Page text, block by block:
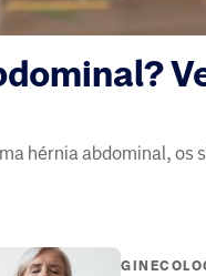
hérnia abdominal, os